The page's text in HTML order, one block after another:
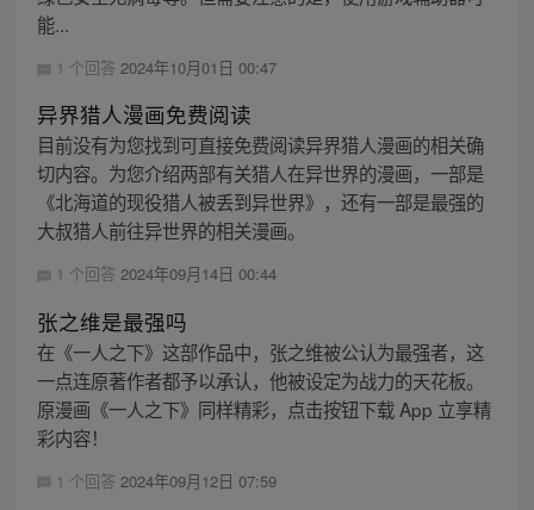
能...
1 个回答 2024年10月01日 00:47
异界猎人漫画免费阅读
目前没有为您找到可直接免费阅读异界猎人漫画的相关确
切内容。为您介绍两部有关猎人在异世界的漫画，一部是
《北海道的现役猎人被丢到异世界》，还有一部是最强的
大叔猎人前往异世界的相关漫画。
1 个回答 2024年09月14日 00:44
张之维是最强吗
在《一人之下》这部作品中，张之维被公认为最强者，这
一点连原著作者都予以承认，他被设定为战力的天花板。
原漫画《一人之下》同样精彩，点击按钮下载 App 立享精
彩内容！
1 个回答 2024年09月12日 07:59